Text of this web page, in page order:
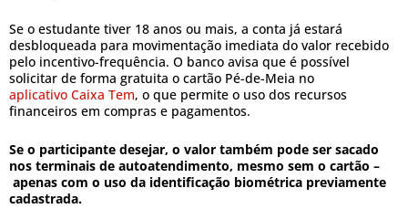
Se o estudante tiver 18 anos ou mais, a conta já estará
desbloqueada para movimentação imediata do valor recebido
pelo incentivo-frequência. O banco avisa que é possível
solicitar de forma gratuita o cartão Pé-de-Meia no
aplicativo Caixa Tem, o que permite o uso dos recursos
financeiros em compras e pagamentos.
Se o participante desejar, o valor também pode ser sacado
nos terminais de autoatendimento, mesmo sem o cartão –
apenas com o uso da identificação biométrica previamente
cadastrada.